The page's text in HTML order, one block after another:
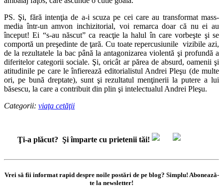
PS. Şi, fără intenţia de a-i scuza pe cei care au transformat mass-
media într-un amvon inchizitorial, voi remarca doar că nu ei au
început! Ei “s-au născut” ca reacţie la halul în care vorbeşte şi se
comportă un preşedinte de ţară. Cu toate repercusiunile vizibile azi,
de la rezultatele la bac până la antagonizarea violentă şi profundă a
diferitelor categorii sociale. Şi, oricât ar părea de absurd, oamenii şi
atitudinile pe care le înfierează editorialistul Andrei Pleşu (de multe
ori, pe bună dreptate), sunt şi rezultatul menţinerii la putere a lui
băsescu, la care a contribuit din plin şi intelectualul Andrei Pleşu.
Categorii: viaţa cetăţii
Ţi-a plăcut? Şi împarte cu prietenii tăi!
Vrei să fii informat rapid despre noile postări de pe blog? Simplu! Abonează-
te la newsletter!